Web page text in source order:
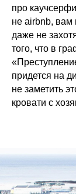
про
не airbnb, вам
даже не
того, что в
придется на
не заметить
кровати с